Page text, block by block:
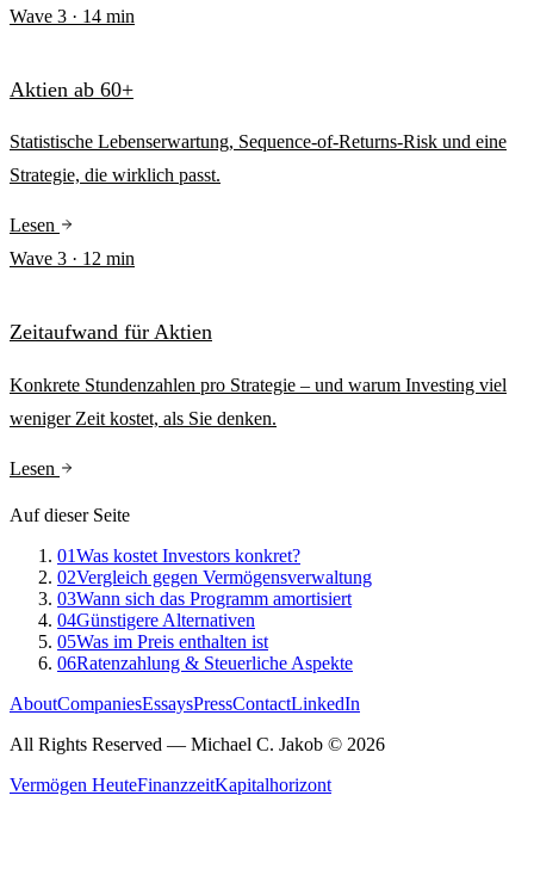
Wave 3 · 14 min
Aktien ab 60+
Statistische Lebenserwartung, Sequence-of-Returns-Risk und eine
Strategie, die wirklich passt.
Lesen
Wave 3 · 12 min
Zeitaufwand für Aktien
Konkrete Stundenzahlen pro Strategie – und warum Investing viel
weniger Zeit kostet, als Sie denken.
Lesen
Auf dieser Seite
01Was kostet Investors konkret?
02Vergleich gegen Vermögensverwaltung
03Wann sich das Programm amortisiert
04Günstigere Alternativen
05Was im Preis enthalten ist
06Ratenzahlung & Steuerliche Aspekte
AboutCompaniesEssaysPressContactLinkedIn
All Rights Reserved — Michael C. Jakob © 2026
Vermögen HeuteFinanzzeitKapitalhorizont